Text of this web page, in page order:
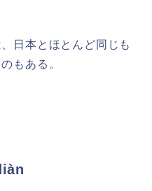
、日本とほとんど同じも
もある。